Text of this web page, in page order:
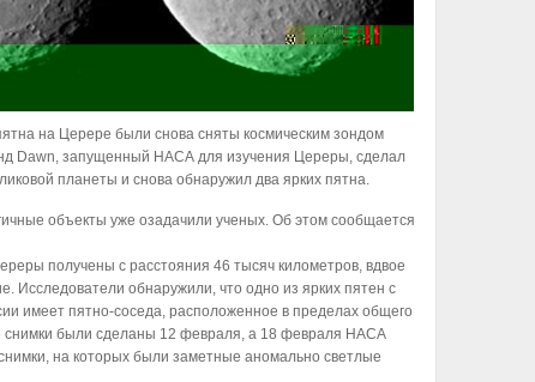
на Церере были снова сняты космическим зондом
Dawn, запущенный НАСА для изучения Цереры, сделал
планеты и снова обнаружил два ярких пятна.
объекты уже озадачили ученых. Об этом сообщается
получены с расстояния 46 тысяч километров, вдвое
Исследователи обнаружили, что одно из ярких пятен с
имеет пятно-соседа, расположенное в пределах общего
снимки были сделаны 12 февраля, а 18 февраля НАСА
на которых были заметные аномально светлые